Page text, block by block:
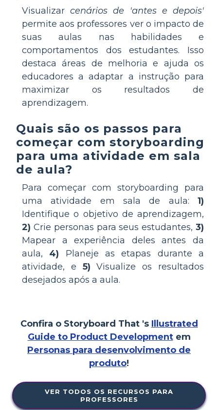
Visualizarcenários de 'antes e depois'
permite aos professores ver o impacto de
suas aulas nas habilidades e
comportamentos dos estudantes. Isso
destaca áreas de melhoria e ajuda os
educadores a adaptar a instrução para
maximizar os resultados de
aprendizagem.
Quais são os passos para
começar com storyboarding
para uma atividade em sala
de aula?
Para começar com storyboarding para
uma atividade em sala de aula: 1)
Identifique o objetivo de aprendizagem,
2) Crie personas para seus estudantes, 3)
Mapear a experiência deles antes da
aula, 4) Planeje as etapas durante a
atividade, e 5) Visualize os resultados
desejados após a aula.
Confira o Storyboard That 's Illustrated
Guide to Product Developmentem
Personas para desenvolvimento de
produto!
VER TODOS OS RECURSOS PARA
PROFESSORES